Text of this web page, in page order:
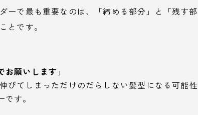
ーで最も重要なのは、「締める部分」と「残す
とです。
お願いします」
びてしまっただけのだらしない髪型になる可能
す。